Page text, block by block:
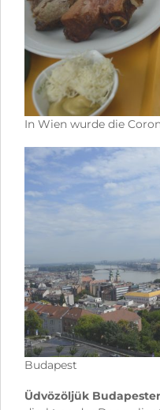
In Wien wurde die
Budapest
Üdvözöljük